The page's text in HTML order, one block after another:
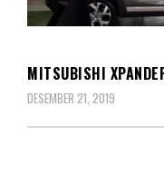
MITSUBISHI
DESEMBER 21, 2019